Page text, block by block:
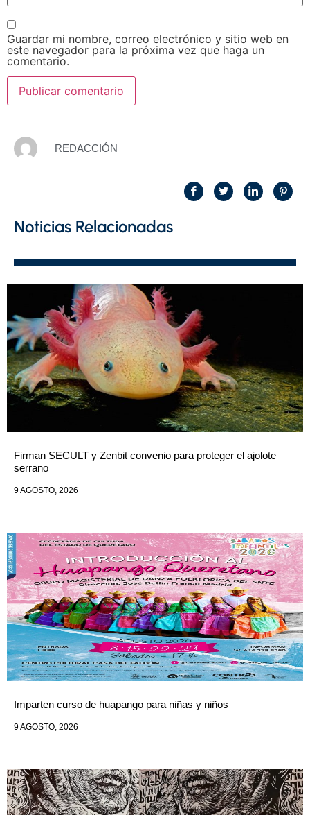
Guardar mi nombre, correo electrónico y sitio web en
este navegador para la próxima vez que haga un
comentario.
REDACCIÓN
Noticias Relacionadas
Firman SECULT y Zenbit convenio para proteger el ajolote
serrano
9 AGOSTO, 2026
Imparten curso de huapango para niñas y niños
9 AGOSTO, 2026